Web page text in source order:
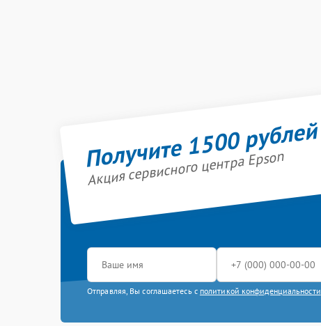
Получите 1500
Акция сервисного центра Epson
Отправляя, Вы соглашаетесь с политикой конфиденциальности